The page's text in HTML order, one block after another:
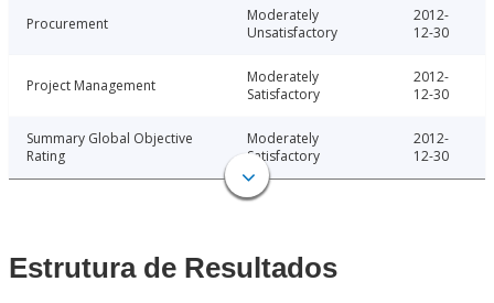
Procurement
Moderately
Unsatisfactory
2012-
12-30
Project Management
Moderately
Satisfactory
2012-
12-30
Summary Global Objective
Rating
Moderately
Satisfactory
2012-
12-30
Estrutura de Resultados